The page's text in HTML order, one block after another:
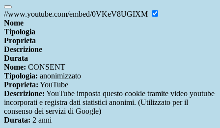
//www.youtube.com/embed/0VKeV8UGIXM
Nome
Tipologia
Proprieta
Descrizione
Durata
Nome: CONSENT
Tipologia: anonimizzato
Proprieta: YouTube
Descrizione: YouTube imposta questo cookie tramite video youtube
incorporati e registra dati statistici anonimi. (Utilizzato per il
consenso dei servizi di Google)
Durata: 2 anni